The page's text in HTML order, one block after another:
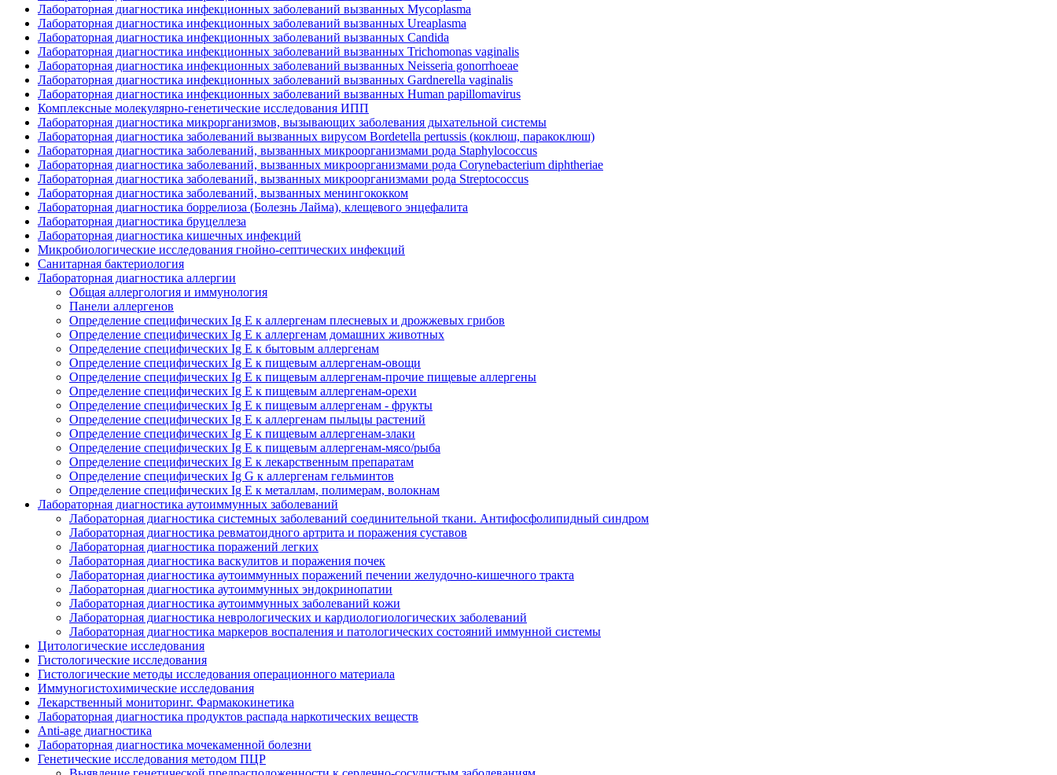
Лабораторная диагностика инфекционных заболеваний вызванных Муcoplasma
Лабораторная диагностика инфекционных заболеваний вызванных Ureaplasma
Лабораторная диагностика инфекционных заболеваний вызванных Candida
Лабораторная диагностика инфекционных заболеваний вызванных Trichomonas vaginalis
Лабораторная диагностика инфекционных заболеваний вызванных Neisseria gonorrhoeae
Лабораторная диагностика инфекционных заболеваний вызванных Gardnerella vaginalis
Лабораторная диагностика инфекционных заболеваний вызванных Human papillomavirus
Комплексные молекулярно-генетические исследования ИПП
Лабораторная диагностика микрорганизмов, вызывающих заболевания дыхательной системы
Лабораторная диагностика заболеваний вызванных вирусом Bordetella pertussis (коклюш, паракоклюш)
Лабораторная диагностика заболеваний, вызванных микроорганизмами рода Staphylococcus
Лабораторная диагностика заболеваний, вызванных микроорганизмами рода Corynebacterium diphtheriae
Лабораторная диагностика заболеваний, вызванных микроорганизмами рода Streptococcus
Лабораторная диагностика заболеваний, вызванных менингококком
Лабораторная диагностика боррелиоза (Болезнь Лайма), клещевого энцефалита
Лабораторная диагностика бруцеллеза
Лабораторная диагностика кишечных инфекций
Микробиологические исследования гнойно-септических инфекций
Санитарная бактериология
Лабораторная диагностика аллергии
Общая аллергология и иммунология
Панели аллергенов
Определение специфических Ig E к аллергенам плесневых и дрожжевых грибов
Определение специфических Ig E к аллергенам домашних животных
Определение специфических Ig E к бытовым аллергенам
Определение специфических Ig E к пищевым аллергенам-овощи
Определение специфических Ig E к пищевым аллергенам-прочие пищевые аллергены
Определение специфических Ig E к пищевым аллергенам-орехи
Определение специфических Ig E к пищевым аллергенам - фрукты
Определение специфических Ig E к аллергенам пыльцы растений
Определение специфических Ig E к пищевым аллергенам-злаки
Определение специфических Ig E к пищевым аллергенам-мясо/рыба
Определение специфических Ig E к лекарственным препаратам
Определение специфических Ig G к аллергенам гельминтов
Определение специфических Ig E к металлам, полимерам, волокнам
Лабораторная диагностика аутоиммунных заболеваний
Лабораторная диагностика системных заболеваний соединительной ткани. Антифосфолипидный синдром
Лабораторная диагностика ревматоидного артрита и поражения суставов
Лабораторная диагностика поражений легких
Лабораторная диагностика васкулитов и поражения почек
Лабораторная диагностика аутоиммунных поражений печении желудочно-кишечного тракта
Лабораторная диагностика аутоиммунных эндокринопатии
Лабораторная диагностика аутоиммунных заболеваний кожи
Лабораторная диагностика неврологических и кардиологиологических заболеваний
Лабораторная диагностика маркеров воспаления и патологических состояний иммунной системы
Цитологические исследования
Гистологические исследования
Гистологические методы исследования операционного материала
Иммуногистохимические исследования
Лекарственный мониторинг. Фармакокинетика
Лабораторная диагностика продуктов распада наркотических веществ
Anti-age диагностика
Лабораторная диагностика мочекаменной болезни
Генетические исследования методом ПЦР